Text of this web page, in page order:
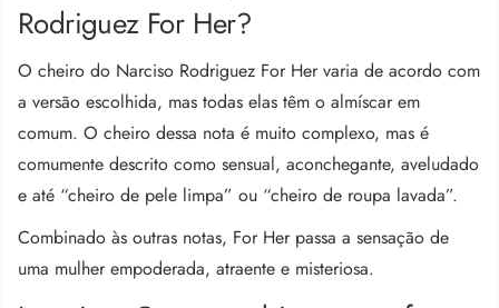
Rodriguez For Her?
O cheiro do Narciso Rodriguez For Hervaria de acordo com
a versão escolhida, mas todas elas têm o almíscar em
comum. O cheiro dessa nota é muito complexo, mas é
comumente descrito como sensual, aconchegante, aveludado
e até “cheiro de pele limpa” ou “cheiro de roupa lavada”.
Combinado às outras notas, For Her passa a sensação de
uma mulher empoderada, atraente e misteriosa.